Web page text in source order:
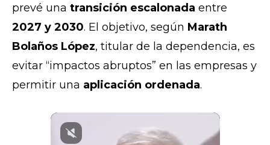
prevé una transición escalonada entre
2027 y 2030. El objetivo, según Marath
Bolaños López, titular de la dependencia, es
evitar “impactos abruptos” en las empresas y
permitir una aplicación ordenada.